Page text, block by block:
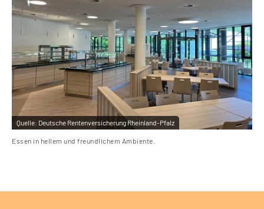
Quelle: Deutsche Rentenversicherung Rheinland-Pfalz
Essen in hellem und freundlichem Ambiente.